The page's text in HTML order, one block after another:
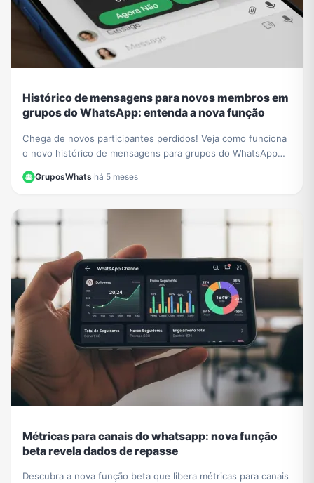
Histórico de mensagens para novos membros em
grupos do WhatsApp: entenda a nova função
Chega de novos participantes perdidos! Veja como funciona
o novo histórico de mensagens para grupos do WhatsApp
GruposWhats·há 5 meses
Métricas para canais do whatsapp: nova função
beta revela dados de repasse
Descubra a nova função beta que libera métricas para canais